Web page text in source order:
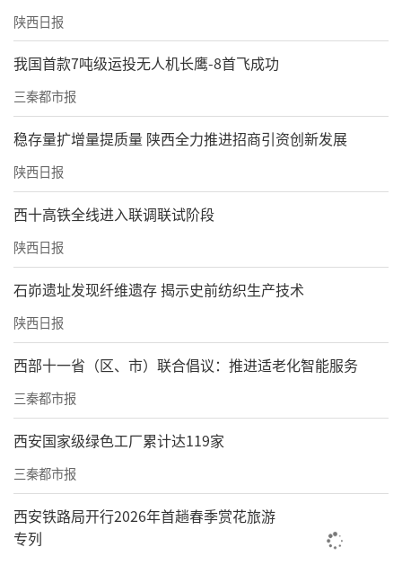
陕西日报
我国首款7吨级运投无人机长鹰-8首飞成功
三秦都市报
稳存量扩增量提质量 陕西全力推进招商引资创新发展
陕西日报
西十高铁全线进入联调联试阶段
陕西日报
石峁遗址发现纤维遗存 揭示史前纺织生产技术
陕西日报
西部十一省（区、市）联合倡议：推进适老化智能服务
三秦都市报
西安国家级绿色工厂累计达119家
三秦都市报
西安铁路局开行2026年首趟春季赏花旅游
专列